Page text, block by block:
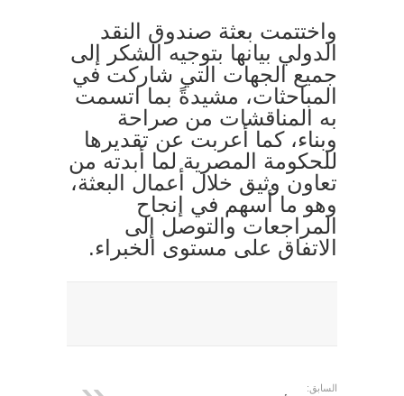
واختتمت بعثة صندوق النقد
الدولي بيانها بتوجيه الشكر إلى
جميع الجهات التي شاركت في
المباحثات، مشيدةً بما اتسمت
به المناقشات من صراحة
وبناء، كما أعربت عن تقديرها
للحكومة المصرية لما أبدته من
تعاون وثيق خلال أعمال البعثة،
وهو ما أسهم في إنجاح
المراجعات والتوصل إلى
الاتفاق على مستوى الخبراء.
السابق: